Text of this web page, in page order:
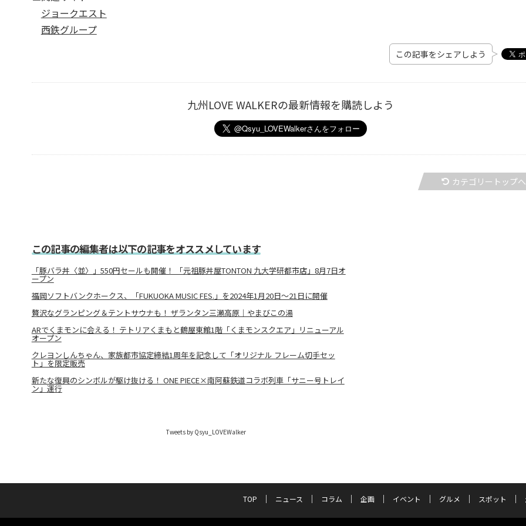
ジョークエスト
西鉄グループ
この記事をシェアしよう
九州LOVE WALKERの最新情報を購読しよう
カテゴリートップへ
この記事の編集者は以下の記事をオススメしています
「豚バラ丼〈並〉」550円セールも開催！ 「元祖豚丼屋TONTON 九大学研都市店」8月7日オ
ープン
福岡ソフトバンクホークス、「FUKUOKA MUSIC FES.」を2024年1月20日～21日に開催
贅沢なグランピング＆テントサウナも！ ザランタン三瀬高原｜やまびこの湯
ARでくまモンに会える！ テトリアくまもと鶴屋東館1階「くまモンスクエア」リニューアル
オープン
クレヨンしんちゃん、家族都市協定締結1周年を記念して「オリジナル フレーム切手セッ
ト」を限定販売
新たな復興のシンボルが駆け抜ける！ ONE PIECE×南阿蘇鉄道コラボ列車「サニー号トレイ
ン」運行
Tweets by Qsyu_LOVEWalker
TOP ニュース コラム 企画 イベント グルメ スポット